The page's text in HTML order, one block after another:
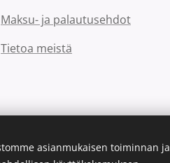
Maksu- ja palautusehdot
Tietoa meistä
asianmukaisen toiminnan ja